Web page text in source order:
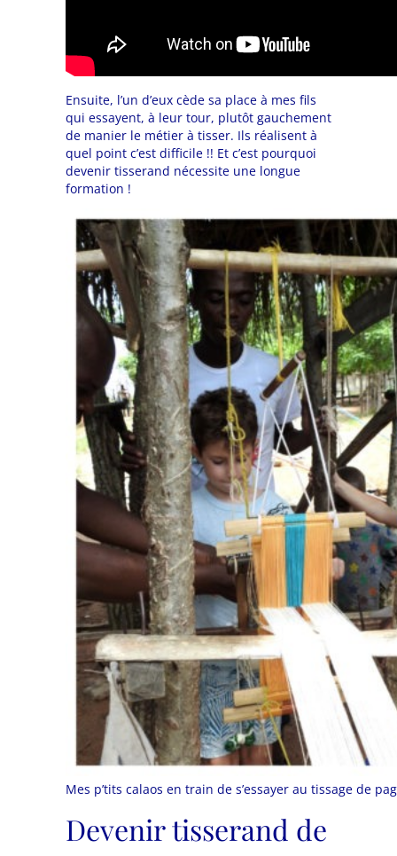
Ensuite, l’un d’eux cède sa place à mes fils
qui essayent, à leur tour, plutôt gauchement
de manier le métier à tisser. Ils réalisent à
quel point c’est difficile !! Et c’est pourquoi
devenir tisserand nécessite une longue
formation !
Mes p’tits calaos en train de s’essayer au tissage de
Devenir tisserand de